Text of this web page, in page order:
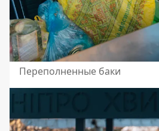
Переполненные баки